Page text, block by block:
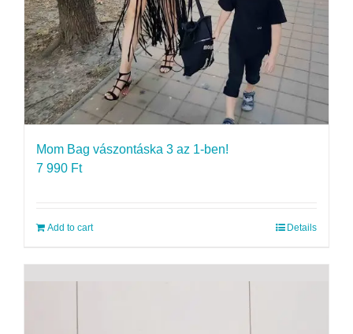
Mom Bag vászontáska 3 az 1-ben!
7 990 Ft
Add to cart Details